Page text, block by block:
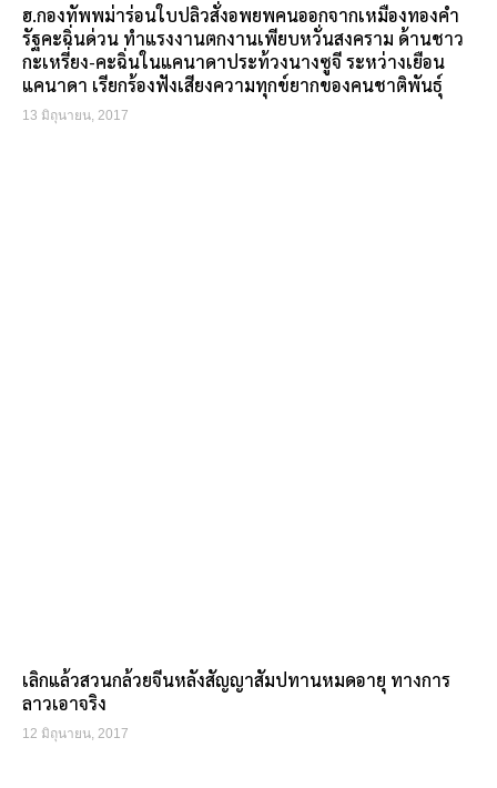
ฮ.กองทัพพม่าร่อนใบปลิวสั่งอพยพคนออกจากเหมืองทองคำ
รัฐคะฉิ่นด่วน ทำแรงงานตกงานเพียบหวั่นสงคราม ด้านชาว
กะเหรี่ยง-คะฉิ่นในแคนาดาประท้วงนางซูจี ระหว่างเยือน
แคนาดา เรียกร้องฟังเสียงความทุกข์ยากของคนชาติพันธุ์
13 มิถุนายน, 2017
เลิกแล้วสวนกล้วยจีนหลังสัญญาสัมปทานหมดอายุ ทางการ
ลาวเอาจริง
12 มิถุนายน, 2017